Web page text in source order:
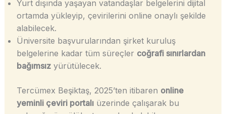
Yurt dışında yaşayan vatandaşlar belgelerini dijital
ortamda yükleyip, çevirilerini online onaylı şekilde
alabilecek.
Üniversite başvurularından şirket kuruluş
belgelerine kadar tüm süreçler coğrafi sınırlardan
bağımsızyürütülecek.
Tercümex Beşiktaş, 2025’ten itibaren online
yeminli çeviri portalıüzerinde çalışarak bu